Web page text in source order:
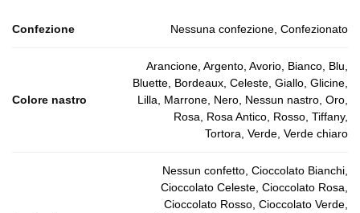
Confezione Nessuna confezione, Confezionato
Colore nastro
Arancione, Argento, Avorio, Bianco, Blu,
Bluette, Bordeaux, Celeste, Giallo, Glicine,
Lilla, Marrone, Nero, Nessun nastro, Oro,
Rosa, Rosa Antico, Rosso, Tiffany,
Tortora, Verde, Verde chiaro
Nessun confetto, Cioccolato Bianchi,
Cioccolato Celeste, Cioccolato Rosa,
Cioccolato Rosso, Cioccolato Verde,